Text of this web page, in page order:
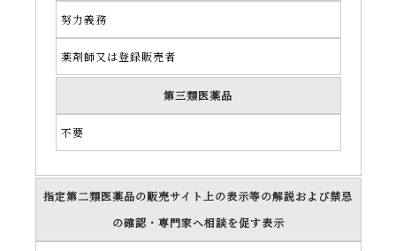
努力義務
薬剤師又は登録販売者
第三類医薬品
不要
指定第二類医薬品の販売サイト上の表示等の解説および禁忌
の確認・専門家へ相談を促す表示